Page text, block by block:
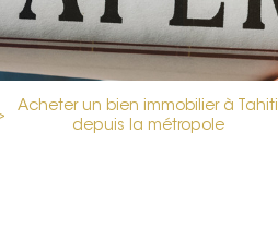
Acheter un bien immobilier à Tahiti
depuis la métropole